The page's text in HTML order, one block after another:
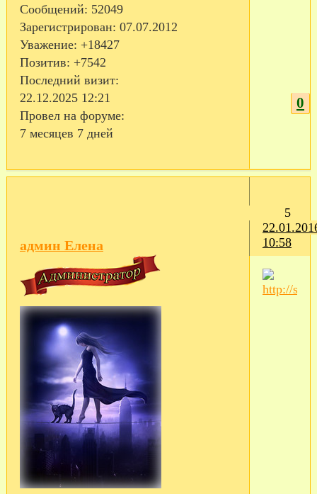
Сообщений: 52049
Зарегистрирован: 07.07.2012
Уважение: +18427
Позитив: +7542
Последний визит:
22.12.2025 12:21
Провел на форуме:
7 месяцев 7 дней
0
5
10:58
админ Елена